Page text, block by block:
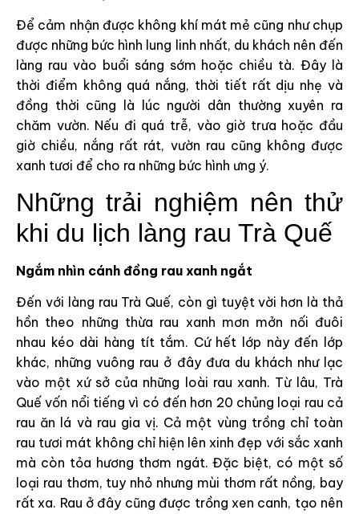
Để cảm nhận được không khí mát mẻ cũng như chụp
được những bức hình lung linh nhất, du khách nên đến
làng rau vào buổi sáng sớm hoặc chiều tà. Đây là
thời điểm không quá nắng, thời tiết rất dịu nhẹ và
đồng thời cũng là lúc người dân thường xuyên ra
chăm vườn. Nếu đi quá trễ, vào giờ trưa hoặc đầu
giờ chiều, nắng rất rát, vườn rau cũng không được
xanh tươi để cho ra những bức hình ưng ý.
Những trải nghiệm nên thử
khi du lịch làng rau Trà Quế
Ngắm nhìn cánh đồng rau xanh ngắt
Đến với làng rau Trà Quế, còn gì tuyệt vời hơn là thả
hồn theo những thừa rau xanh mơn mởn nối đuôi
nhau kéo dài hàng tít tắm. Cứ hết lớp này đến lớp
khác, những vuông rau ở đây đưa du khách như lạc
vào một xứ sở của những loài rau xanh. Từ lâu, Trà
Quế vốn nổi tiếng vì có đến hơn 20 chủng loại rau cả
rau ăn lá và rau gia vị. Cả một vùng trồng chỉ toàn
rau tươi mát không chỉ hiện lên xinh đẹp với sắc xanh
mà còn tỏa hương thơm ngát. Đặc biệt, có một số
loại rau thơm, tuy nhỏ nhưng mùi thơm rất nồng, bay
rất xa. Rau ở đây cũng được trồng xen canh, tạo nên